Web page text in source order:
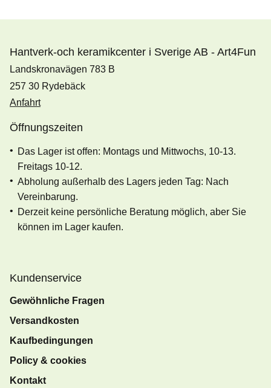
Hantverk-och keramikcenter i Sverige AB - Art4Fun
Landskronavägen 783 B
257 30 Rydebäck
Anfahrt
Öffnungszeiten
Das Lager ist offen: Montags und Mittwochs, 10-13.
Freitags 10-12.
Abholung außerhalb des Lagers jeden Tag: Nach
Vereinbarung.
Derzeit keine persönliche Beratung möglich, aber Sie
können im Lager kaufen.
Kundenservice
Gewöhnliche Fragen
Versandkosten
Kaufbedingungen
Policy & cookies
Kontakt